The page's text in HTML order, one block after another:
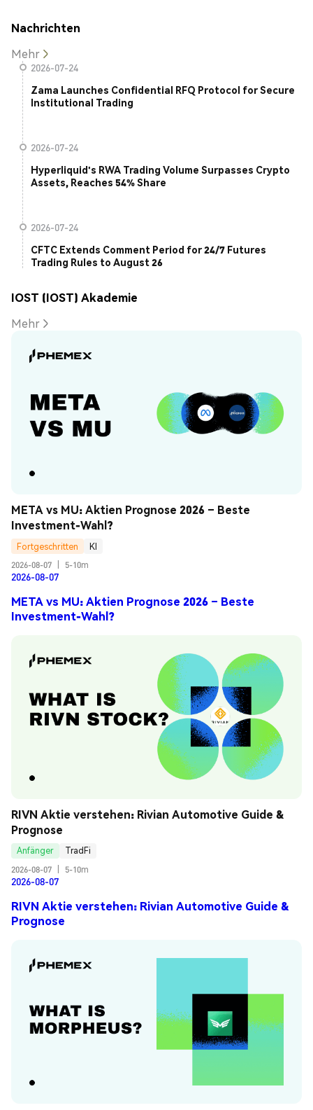
Nachrichten
Mehr
2026-07-24
Zama Launches Confidential RFQ Protocol for Secure
Institutional Trading
2026-07-24
Hyperliquid's RWA Trading Volume Surpasses Crypto
Assets, Reaches 54% Share
2026-07-24
CFTC Extends Comment Period for 24/7 Futures
Trading Rules to August 26
IOST (IOST) Akademie
Mehr
META vs MU: Aktien Prognose 2026 – Beste
Investment-Wahl?
Fortgeschritten
KI
2026-08-07
5-10m
2026-08-07
META vs MU: Aktien Prognose 2026 – Beste
Investment-Wahl?
RIVN Aktie verstehen: Rivian Automotive Guide &
Prognose
Anfänger
TradFi
2026-08-07
5-10m
2026-08-07
RIVN Aktie verstehen: Rivian Automotive Guide &
Prognose